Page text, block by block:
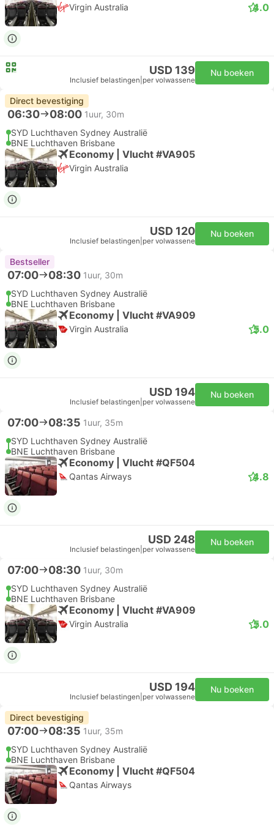
Virgin Australia 4.0
USD 139
Inclusief belastingen per volwassene
Nu boeken
Direct bevestiging
06:30 08:00 1uur, 30m
SYD Luchthaven Sydney Australië
BNE Luchthaven Brisbane
Economy | Vlucht #VA905
Virgin Australia
USD 120
Inclusief belastingen per volwassene
Nu boeken
Bestseller
07:00 08:30 1uur, 30m
SYD Luchthaven Sydney Australië
BNE Luchthaven Brisbane
Economy | Vlucht #VA909
Virgin Australia 5.0
USD 194
Inclusief belastingen per volwassene
Nu boeken
07:00 08:35 1uur, 35m
SYD Luchthaven Sydney Australië
BNE Luchthaven Brisbane
Economy | Vlucht #QF504
Qantas Airways 4.8
USD 248
Inclusief belastingen per volwassene
Nu boeken
07:00 08:30 1uur, 30m
SYD Luchthaven Sydney Australië
BNE Luchthaven Brisbane
Economy | Vlucht #VA909
Virgin Australia 5.0
USD 194
Inclusief belastingen per volwassene
Nu boeken
Direct bevestiging
07:00 08:35 1uur, 35m
SYD Luchthaven Sydney Australië
BNE Luchthaven Brisbane
Economy | Vlucht #QF504
Qantas Airways